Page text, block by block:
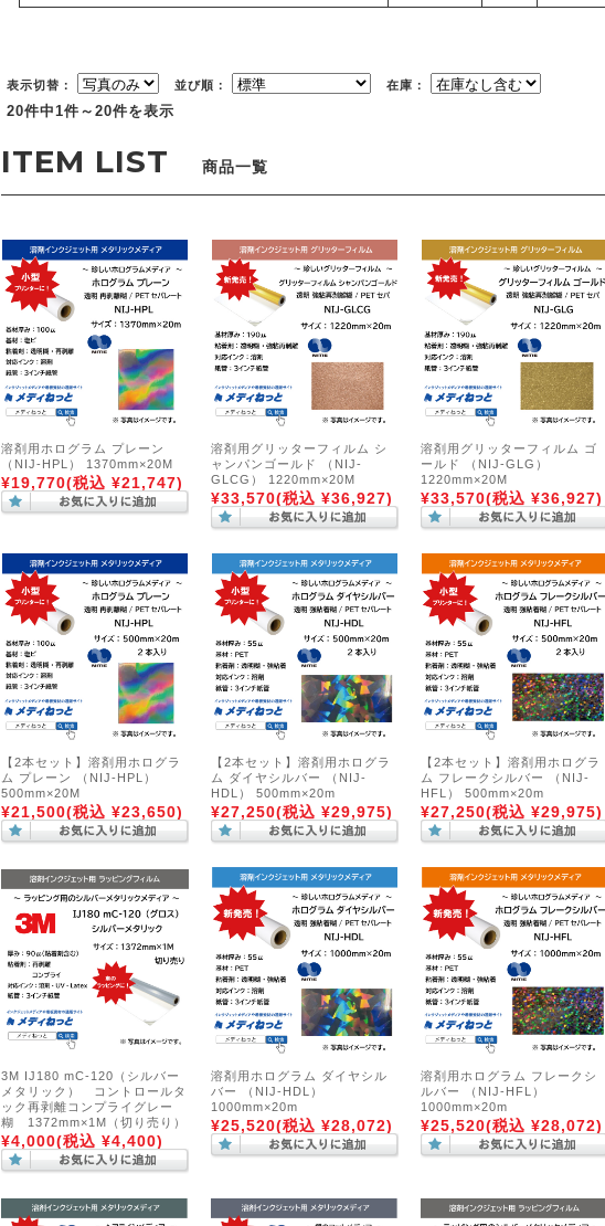
表示切替： 並び順： 在庫：
20件中1件～20件を表示
商品一覧
溶剤用ホログラム プレーン
（NIJ-HPL） 1370mm×20M
¥19,770(税込 ¥21,747)
溶剤用グリッターフィルム シ
ャンパンゴールド （NIJ-
GLCG） 1220mm×20M
¥33,570(税込 ¥36,927)
溶剤用グリッターフィルム ゴ
ールド （NIJ-GLG）
1220mm×20M
¥33,570(税込 ¥36,927)
【2本セット】溶剤用ホログラ
ム プレーン （NIJ-HPL）
500mm×20M
¥21,500(税込 ¥23,650)
【2本セット】溶剤用ホログラ
ム ダイヤシルバー （NIJ-
HDL） 500mm×20m
¥27,250(税込 ¥29,975)
【2本セット】溶剤用ホログラ
ム フレークシルバー （NIJ-
HFL） 500mm×20m
¥27,250(税込 ¥29,975)
3M IJ180 mC-120（シルバー
メタリック） コントロールタ
ック再剥離コンプライグレー
糊 1372mm×1M（切り売り）
¥4,000(税込 ¥4,400)
溶剤用ホログラム ダイヤシル
バー （NIJ-HDL）
1000mm×20m
¥25,520(税込 ¥28,072)
溶剤用ホログラム フレークシ
ルバー （NIJ-HFL）
1000mm×20m
¥25,520(税込 ¥28,072)